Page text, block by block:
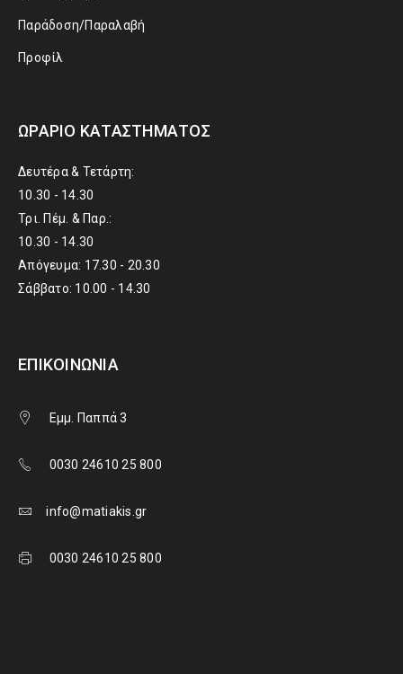
Παράδοση/Παραλαβή
Προφίλ
ΩΡΆΡΙΟ ΚΑΤΑΣΤΉΜΑΤΟΣ
Δευτέρα & Τετάρτη:
10.30 - 14.30
Τρι. Πέμ. & Παρ.:
10.30 - 14.30
Απόγευμα: 17.30 - 20.30
Σάββατο: 10.00 - 14.30
ΕΠΙΚΟΙΝΩΝΊΑ
Εμμ. Παππά 3
0030 24610 25 800
info@matiakis.gr
0030 24610 25 800